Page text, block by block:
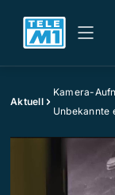
Aktuell
Kamera-
Unbekannte